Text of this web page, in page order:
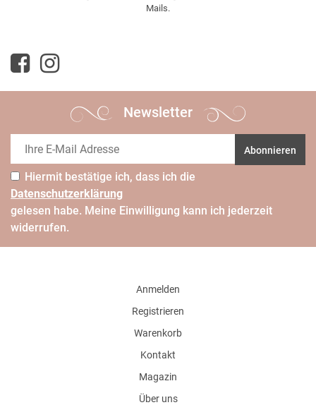
Mails.
Newsletter
Abonnieren
Hiermit bestätige ich, dass ich die
Daten­schutz­erklärung
gelesen habe. Meine Einwilligung kann ich jederzeit
widerrufen.
Anmelden
Registrieren
Warenkorb
Kontakt
Magazin
Über uns